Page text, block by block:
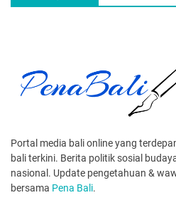
Portal media bali online yang
bali terkini. Berita politik sosial
nasional. Update pengetahuan &
bersama Pena Bali.